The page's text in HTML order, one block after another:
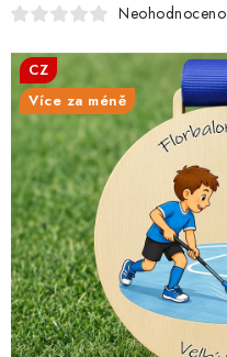
VŠE PRO TVOŘENÍ
KVĚTINY A LISTY
SVATBA
NOVINKY
TIPY NA TVOŘENÍ
Neohodnoceno
CZ
Více za méně